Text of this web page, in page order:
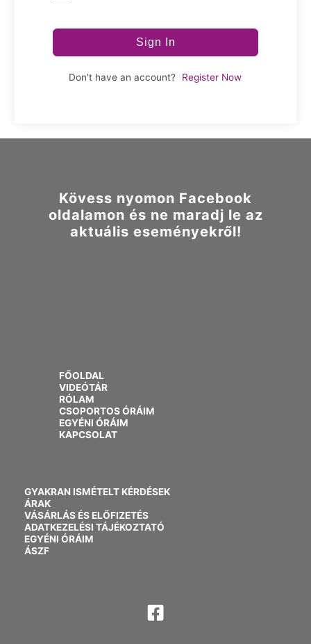
Sign In
Don't have an account? Register Now
Kövess nyomon Facebook
oldalamon és ne maradj le az
aktuális eseményekről!
FŐOLDAL
VIDEÓTÁR
RÓLAM
CSOPORTOS ÓRÁIM
EGYÉNI ÓRÁIM
KAPCSOLAT
GYAKRAN ISMÉTELT KÉRDÉSEK
ÁRAK
VÁSÁRLÁS ÉS ELŐFIZETÉS
ADATKEZELÉSI TÁJÉKOZTATÓ
EGYÉNI ÓRÁIM
ÁSZF